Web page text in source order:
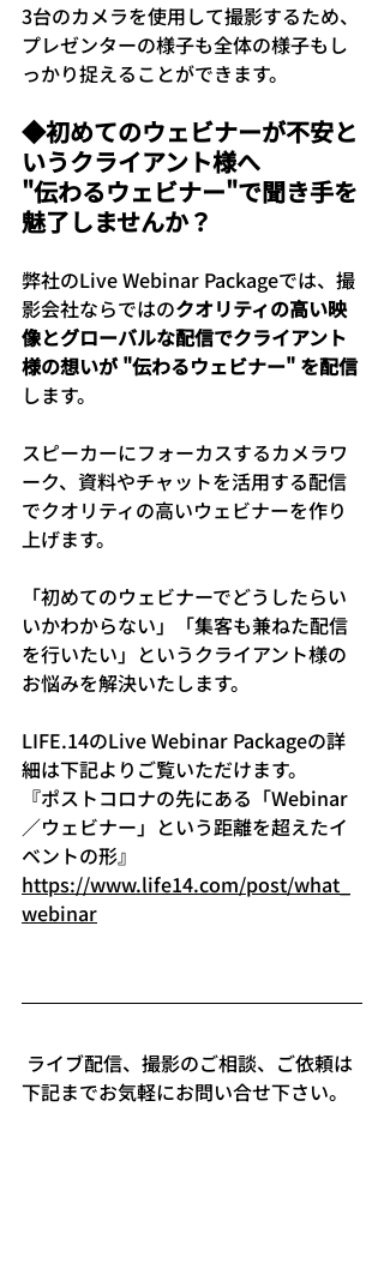
3台のカメラを使用して撮影するため、
プレゼンターの様子も全体の様子もし
っかり捉えることができます。
◆初めてのウェビナーが不安と
いうクライアント様へ
"伝わるウェビナー"で聞き手を
魅了しませんか？
弊社のLive Webinar Packageでは、撮
影会社ならではのクオリティの高い映
像とグローバルな配信でクライアント
様の想いが "伝わるウェビナー" を配信
します。
スピーカーにフォーカスするカメラワ
ーク、資料やチャットを活用する配信
でクオリティの高いウェビナーを作り
上げます。
「初めてのウェビナーでどうしたらい
いかわからない」「集客も兼ねた配信
を行いたい」というクライアント様の
お悩みを解決いたします。
LIFE.14のLive Webinar Packageの詳
細は下記よりご覧いただけます。
『ポストコロナの先にある「Webinar
／ウェビナー」という距離を超えたイ
ベントの形』
https://www.life14.com/post/what_
webinar
下記までお気軽にお問い合せ下さい。